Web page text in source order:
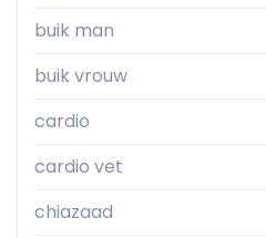
buik man
buik vrouw
cardio
cardio vet
chiazaad